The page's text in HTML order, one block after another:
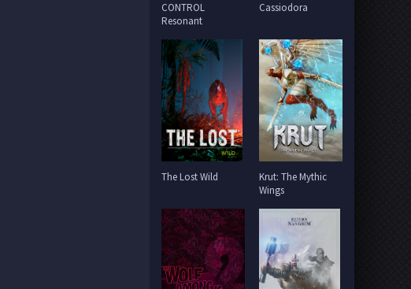
CONTROL
Resonant
Cassiodora
The Lost Wild
Krut: The Mythic
Wings